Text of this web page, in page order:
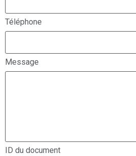
Téléphone
Message
ID du document